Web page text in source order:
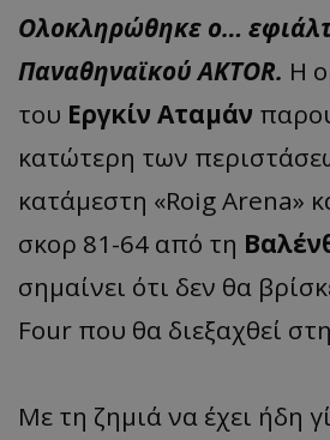
Ολοκληρώθηκε ο…
Παναθηναϊκού AKTOR. Η
του Εργκίν Αταμάν
κατώτερη των
κατάμεστη «Roig Arena»
σκορ 81-64 από τη
σημαίνει ότι δεν θα
Four που θα διεξαχθεί
Με τη ζημιά να έχει ήδη